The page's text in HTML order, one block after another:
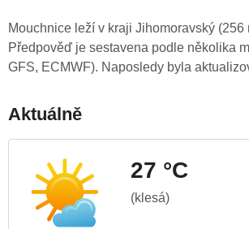
Mouchnice leží v kraji Jihomoravský (256
Předpověď je sestavena podle několika
GFS, ECMWF). Naposledy byla
Aktuálně
27 °C
(klesá)